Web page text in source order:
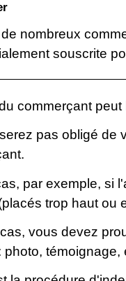
nombreux
souscrite
commerçant
pas obligé de
par exemple, si
trop haut ou
vous devez
photo, témoignage,